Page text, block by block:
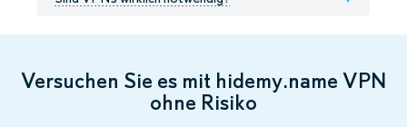
Versuchen Sie es mit hidemy.name VPN
ohne Risiko